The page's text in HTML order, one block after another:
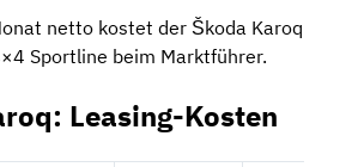
netto kostet der Škoda Karoq
Sportline beim Marktführer.
Leasing-Kosten